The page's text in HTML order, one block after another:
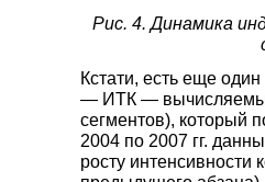
Рис. 4. Динамика
Кстати, есть еще
— ИТК — вычисляемый
сегментов), который
2004 по 2007 гг.
росту интенсивности